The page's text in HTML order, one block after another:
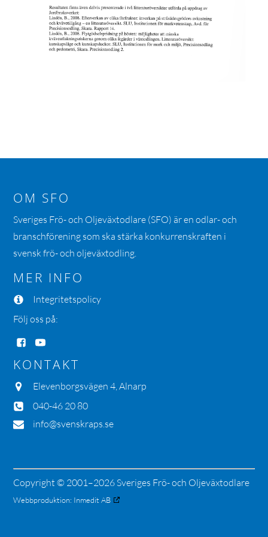
OM SFO
Sveriges Frö- och Oljeväxtodlare (SFO) är en odlar- och
branschförening som ska stärka konkurrenskraften i
svensk frö- och oljeväxtodling.
MER INFO
Integritetspolicy
Följ oss på:
KONTAKT
Elevenborgsvägen 4, Alnarp
040-46 20 80
info@svenskraps.se
Copyright © 2001–2026 Sveriges Frö- och Oljeväxtodlare
Webbproduktion: Inmedit AB